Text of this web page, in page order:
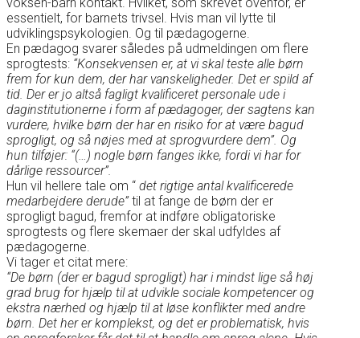
essentielt, for barnets trivsel. Hvis man vil lytte til
udviklingspsykologien. Og til pædagogerne.
En pædagog svarer således på udmeldingen om flere
sprogtests: “Konsekvensen er, at vi skal teste alle børn
frem for kun dem, der har vanskeligheder. Det er spild af
tid. Der er jo altså fagligt kvalificeret personale ude i
daginstitutionerne i form af pædagoger, der sagtens kan
vurdere, hvilke børn der har en risiko for at være bagud
sprogligt, og så nøjes med at sprogvurdere dem”. Og
hun tilføjer: “(…) nogle børn fanges ikke, fordi vi har for
dårlige ressourcer”.
Hun vil hellere tale om “ det rigtige antal kvalificerede
medarbejdere derude”til at fange de børn der er
sprogligt bagud, fremfor at indføre obligatoriske
sprogtests og flere skemaer der skal udfyldes af
pædagogerne.
Vi tager et citat mere:
“De børn (der er bagud sprogligt) har i mindst lige så høj
grad brug for hjælp til at udvikle sociale kompetencer og
ekstra nærhed og hjælp til at løse konflikter med andre
børn. Det her er komplekst, og det er problematisk, hvis